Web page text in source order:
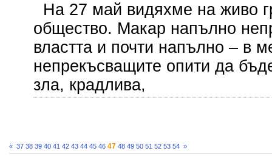
На 27 май видяхме на живо
общество. Макар напълно
властта и почти напълно – в
непрекъсващите опити да
зла, крадлива,
« 37 38 39 40 41 42 43 44 45 46 47 48 49 50 51 52 53 54 »